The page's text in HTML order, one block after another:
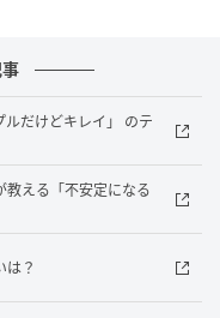
ウールのワイ
だけどキレイ」 のテ
教える「不安定になる
は？